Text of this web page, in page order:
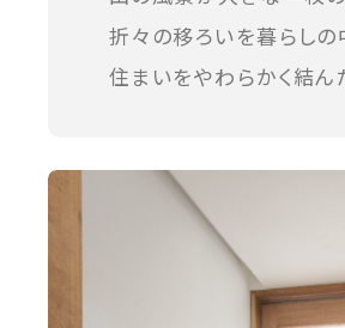
折々の移ろいを暮らしの
住まいをやわらかく結ん